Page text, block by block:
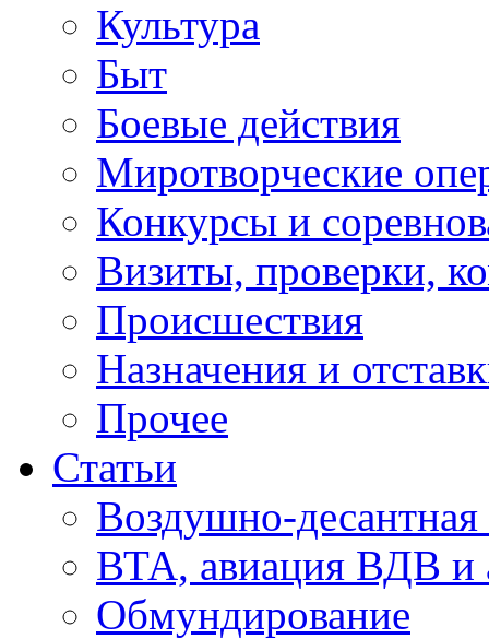
Культура
Быт
Боевые действия
Миротворческие
Конкурсы и
Визиты, проверки,
Происшествия
Назначения и
Прочее
Статьи
Воздушно-десантная
ВТА, авиация ВДВ и
Обмундирование